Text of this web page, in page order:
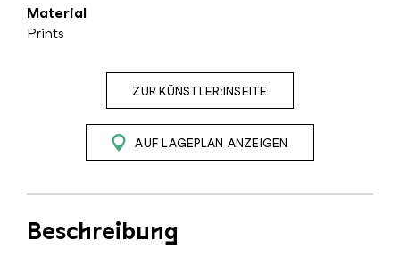
Material
Prints
ZUR KÜNSTLER:INSEITE
AUF LAGEPLAN ANZEIGEN
Beschreibung